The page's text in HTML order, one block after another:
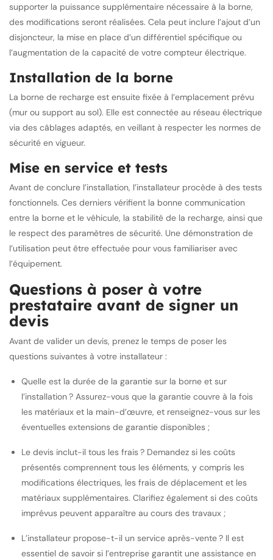
supporter la puissance supplémentaire nécessaire à la borne,
des modifications seront réalisées. Cela peut inclure l’ajout d’un
disjoncteur, la mise en place d’un différentiel spécifique ou
l’augmentation de la capacité de votre compteur électrique.
Installation de la borne
La borne de recharge est ensuite fixée à l’emplacement prévu
(mur ou support au sol). Elle est connectée au réseau électrique
via des câblages adaptés, en veillant à respecter les normes de
sécurité en vigueur.
Mise en service et tests
Avant de conclure l’installation, l’installateur procède à des tests
fonctionnels. Ces derniers vérifient la bonne communication
entre la borne et le véhicule, la stabilité de la recharge, ainsi que
le respect des paramètres de sécurité. Une démonstration de
l’utilisation peut être effectuée pour vous familiariser avec
l’équipement.
Questions à poser à votre
prestataire avant de signer un
devis
Avant de valider un devis, prenez le temps de poser les
questions suivantes à votre installateur :
Quelle est la durée de la garantie sur la borne et sur
l’installation ? Assurez-vous que la garantie couvre à la fois
les matériaux et la main-d’œuvre, et renseignez-vous sur les
éventuelles extensions de garantie disponibles ;
Le devis inclut-il tous les frais ? Demandez si les coûts
présentés comprennent tous les éléments, y compris les
modifications électriques, les frais de déplacement et les
matériaux supplémentaires. Clarifiez également si des coûts
imprévus peuvent apparaître au cours des travaux ;
L’installateur propose-t-il un service après-vente ? Il est
essentiel de savoir si l’entreprise garantit une assistance en